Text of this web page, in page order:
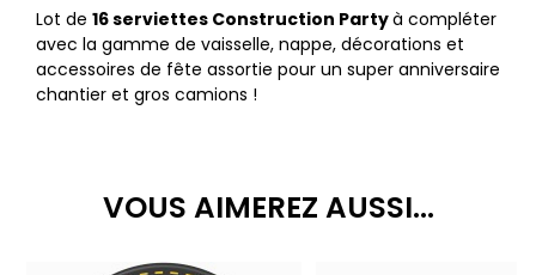
Lot de 16 serviettes Construction Partyà compléter
avec la gamme de vaisselle, nappe, décorations et
accessoires de fête assortie pour un super anniversaire
chantier et gros camions !
VOUS AIMEREZ AUSSI...